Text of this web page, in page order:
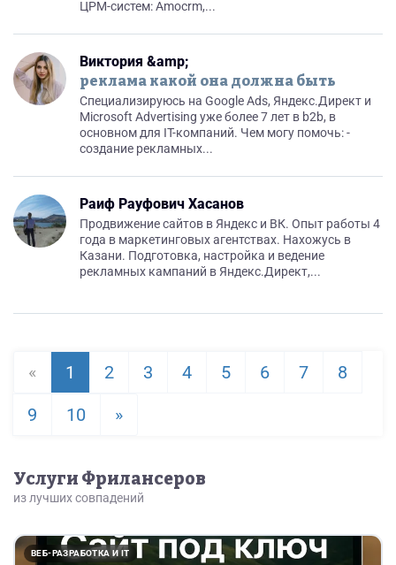
ЦРМ-систем: Amocrm,...
Виктория &amp;
реклама какой она должна быть
Специализируюсь на Google Ads, Яндекс.Директ и
Microsoft Advertising уже более 7 лет в b2b, в
основном для IT-компаний. Чем могу помочь: -
создание рекламных...
Раиф Рауфович Хасанов
Продвижение сайтов в Яндекс и ВК. Опыт работы 4
года в маркетинговых агентствах. Нахожусь в
Казани. Подготовка, настройка и ведение
рекламных кампаний в Яндекс.Директ,...
« 1 2 3 4 5 6 7
8
9
10 »
Услуги Фрилансеров
из лучших совпадений
ВЕБ-РАЗРАБОТКА И IT